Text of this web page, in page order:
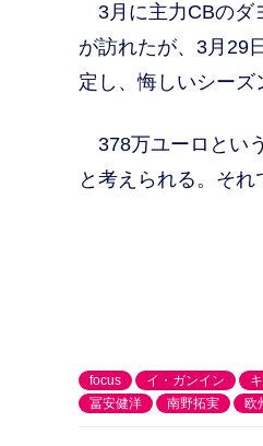
3月に主力CBのダ
が訪れたが、3月29
定し、悔しいシーズ
378万ユーロとい
と考えられる。そ
focus イ・ガンイン
冨安健洋
南野拓実 欧